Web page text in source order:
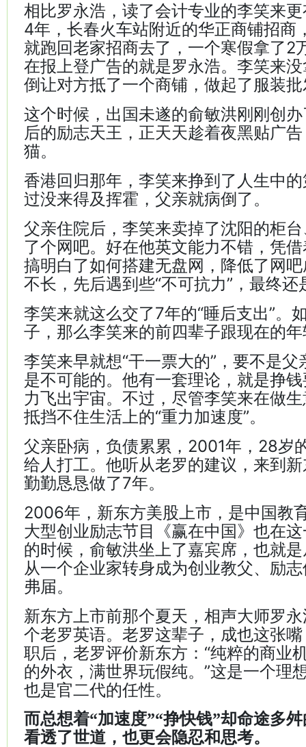
相比罗永浩，读了会计专业的李笑来
4年，长春火车站附近的华正商铺招商
就跑回老家招商去了，一个寒假拿了2
在报上登广告的就是罗永浩。李笑来
倒让对方抵了一个商铺，做起了服装
这个时候，出国未遂的俞敏洪刚刚创
后的励志天王，正天天趁着夜黑贴广
猫。
香港回归那年，李笑来挣到了人生中
过没来得及挥霍，父亲就病倒了。
父亲住院后，李笑来卖掉了沈阳的柜
了个网吧。好在他英文能力不错，凭
搞明白了如何搭建无盘网，降低了网
不长，先后遇到些“不可抗力”，最终还
李笑来就这么交了7年的“睡后支出”。
子，那么李笑来的前四辈子跟现在的
李笑来早就想“干一票大的”，要不是
是不可能的。他有一套理论，就是挣
力飞出宇宙。不过，尽管李笑来在做
抵挡不住生活上的“重力加速度”。
父亲卧病，负债累累，2001年，28岁
给人打工。他听从老罗的建议，来到
勤勤恳恳做了7年。
2006年，新东方美股上市，是中国教
大型创业励志节目《赢在中国》也在
的时候，俞敏洪坐上了嘉宾席，也就
从一个企业家转身成为创业教父、励
弗届。
新东方上市前那个夏天，相声大师罗
个老罗英语。老罗这辈子，成也这张
职后，老罗评价新东方：“纯粹的商业
的外衣，满世界玩假纯。”这是一个理
也是官二代的任性。
而总想着“加速度”“挣快钱”却命途多
看透了世道，也更会隐忍和思考。